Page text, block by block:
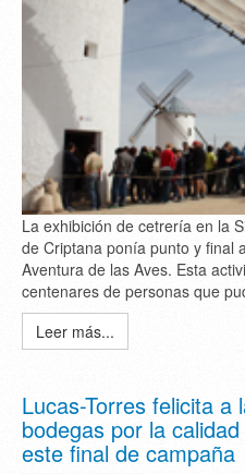
La exhibición de cetrería en la
de Criptana ponía punto y final
Aventura de las Aves. Esta
centenares de personas que
Leer más...
Lucas-Torres felicita a
bodegas por la
este final de campaña